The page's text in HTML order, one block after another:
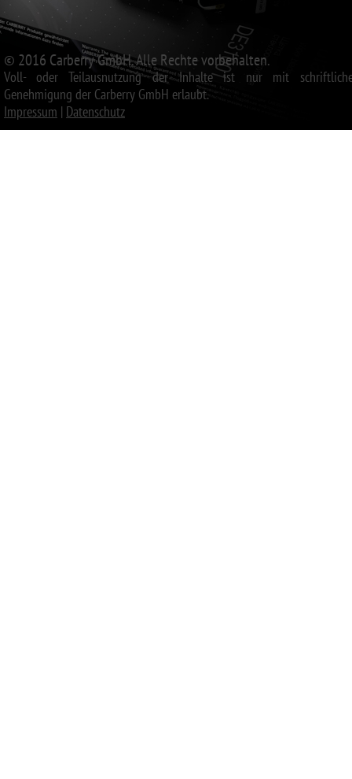
© 2016 Carberry GmbH. Alle Rechte vorbehalten.
Voll- oder Teilausnutzung der Inhalte ist nur mit
Genehmigung der Carberry GmbH erlaubt.
Impressum | Datenschutz